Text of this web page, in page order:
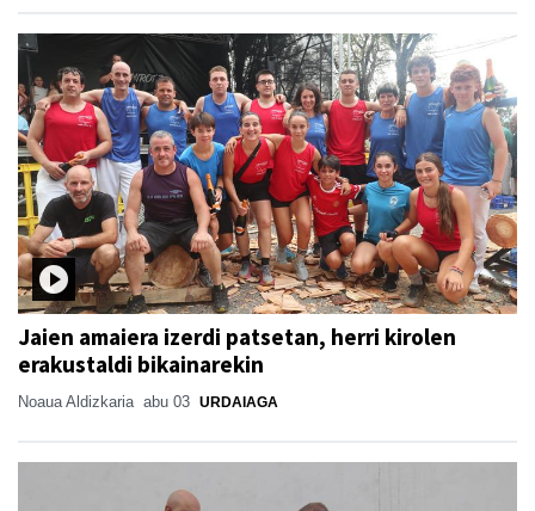
Jaien amaiera izerdi patsetan, herri kirolen
erakustaldi bikainarekin
Noaua Aldizkaria abu 03 URDAIAGA